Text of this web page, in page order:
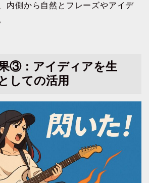
内側から自然とフレーズやアイデ
③：アイディアを生
しての活用